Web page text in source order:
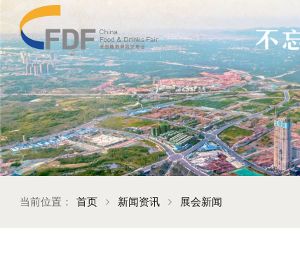
当前位置： 首页 新闻资讯 展会新闻